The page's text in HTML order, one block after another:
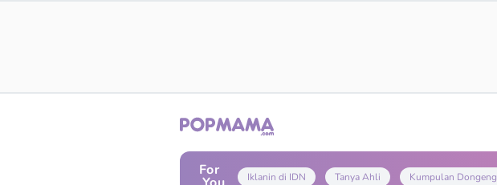
For Iklanin di IDN Tanya Ahli Kumpulan Dongeng